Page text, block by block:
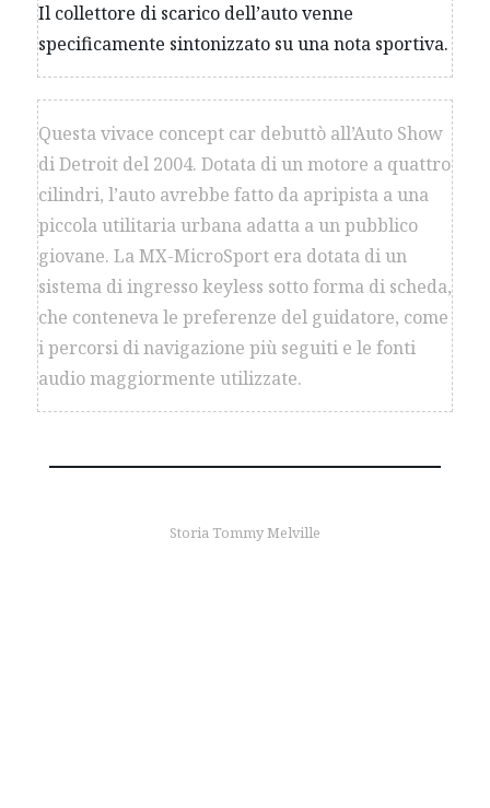
Il collettore di scarico dell’auto venne
specificamente sintonizzato su una nota sportiva.
Questa vivace concept car debuttò all’Auto Show
di Detroit del 2004. Dotata di un motore a quattro
cilindri, l’auto avrebbe fatto da apripista a una
piccola utilitaria urbana adatta a un pubblico
giovane. La MX-MicroSport era dotata di un
sistema di ingresso keyless sotto forma di scheda,
che conteneva le preferenze del guidatore, come
i percorsi di navigazione più seguiti e le fonti
audio maggiormente utilizzate.
Storia Tommy Melville